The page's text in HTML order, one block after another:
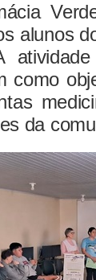
alunos
como
da